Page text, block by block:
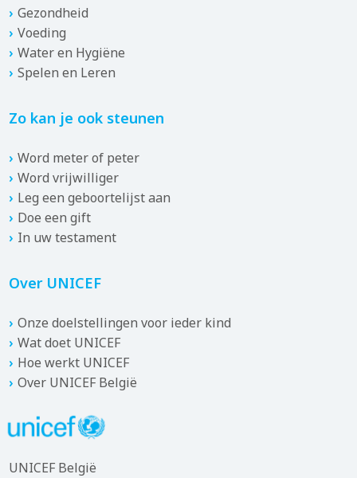
Gezondheid
Voeding
Water en Hygiëne
Spelen en Leren
Zo kan je ook steunen
Word meter of peter
Word vrijwilliger
Leg een geboortelijst aan
Doe een gift
In uw testament
Over UNICEF
Onze doelstellingen voor ieder kind
Wat doet UNICEF
Hoe werkt UNICEF
Over UNICEF België
UNICEF België